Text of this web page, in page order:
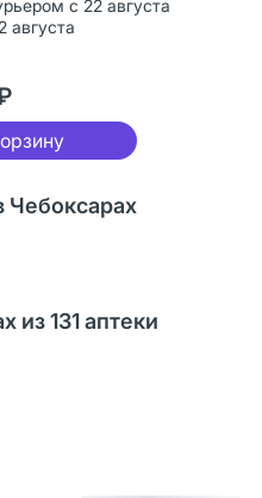
с 22 августа
августа
Чебоксарах
из 131 аптеки